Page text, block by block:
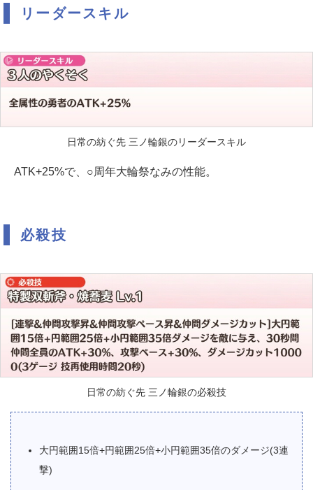
リーダースキル
日常の紡ぐ先 三ノ輪銀のリーダースキル
ATK+25%で、○周年大輪祭なみの性能。
必殺技
日常の紡ぐ先 三ノ輪銀の必殺技
大円範囲15倍+円範囲25倍+小円範囲35倍のダメージ(3連
撃)